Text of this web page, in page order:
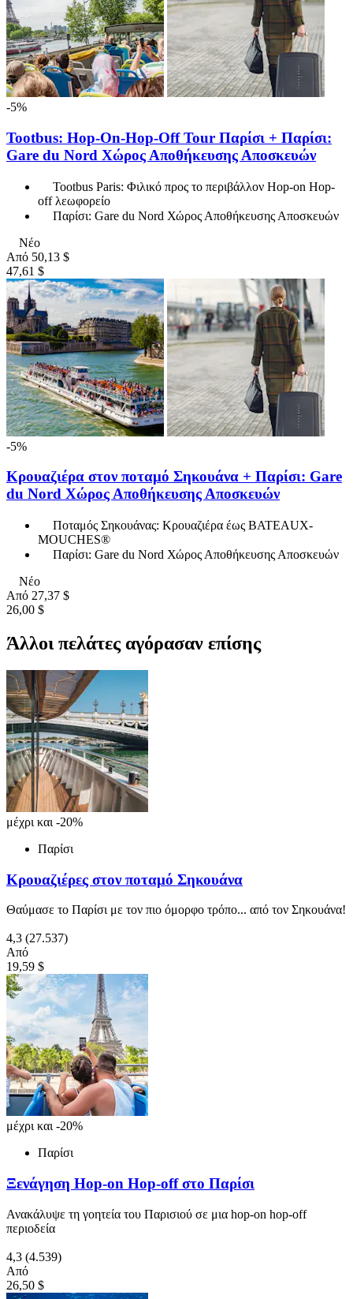
-5%
Tootbus: Hop-On-Hop-Off Tour Παρίσι + Παρίσι:
Gare du Nord Χώρος Αποθήκευσης Αποσκευών
Tootbus Paris: Φιλικό προς το περιβάλλον Hop-on Hop-
off λεωφορείο
Παρίσι: Gare du Nord Χώρος Αποθήκευσης Αποσκευών
Νέο
Από 50,13 $
47,61 $
-5%
Κρουαζιέρα στον ποταμό Σηκουάνα + Παρίσι: Gare
du Nord Χώρος Αποθήκευσης Αποσκευών
Ποταμός Σηκουάνας: Κρουαζιέρα έως BATEAUX-
MOUCHES®
Παρίσι: Gare du Nord Χώρος Αποθήκευσης Αποσκευών
Νέο
Από 27,37 $
26,00 $
Άλλοι πελάτες αγόρασαν επίσης
μέχρι και -20%
Παρίσι
Κρουαζιέρες στον ποταμό Σηκουάνα
Θαύμασε το Παρίσι με τον πιο όμορφο τρόπο... από τον Σηκουάνα!
4,3 (27.537)
Από
19,59 $
μέχρι και -20%
Παρίσι
Ξενάγηση Hop-on Hop-off στο Παρίσι
Ανακάλυψε τη γοητεία του Παρισιού σε μια hop-on hop-off
περιοδεία
4,3 (4.539)
Από
26,50 $